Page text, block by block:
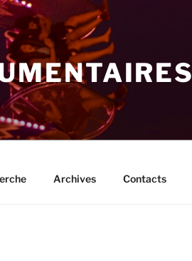
Archives Contacts